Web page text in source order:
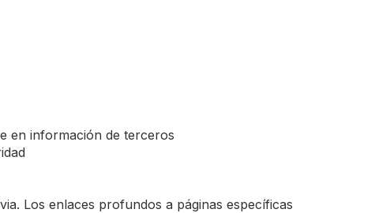
en información de terceros
Los enlaces profundos a páginas específicas